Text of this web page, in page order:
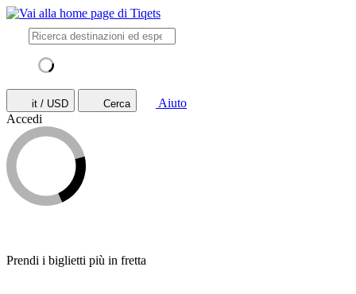
it / USD Cerca
Aiuto
Accedi
Prendi i biglietti più in fretta